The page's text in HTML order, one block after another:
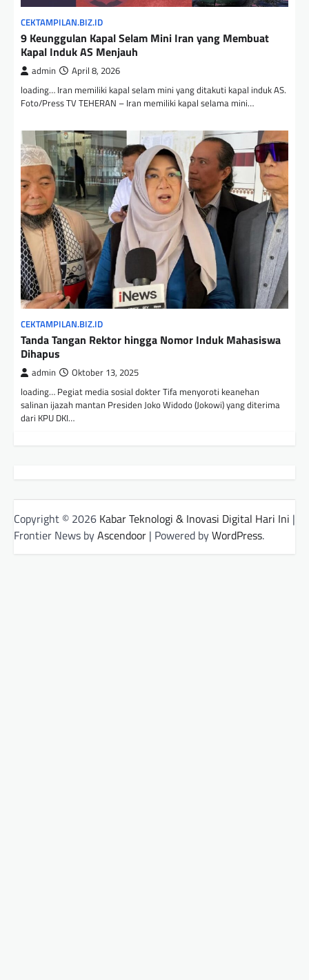
CEKTAMPILAN.BIZ.ID
9 Keunggulan Kapal Selam Mini Iran yang Membuat
Kapal Induk AS Menjauh
admin April 8, 2026
loading… Iran memiliki kapal selam mini yang ditakuti kapal induk AS.
Foto/Press TV TEHERAN – Iran memiliki kapal selama mini…
CEKTAMPILAN.BIZ.ID
Tanda Tangan Rektor hingga Nomor Induk Mahasiswa
Dihapus
admin Oktober 13, 2025
loading… Pegiat media sosial dokter Tifa menyoroti keanehan
salinan ijazah mantan Presiden Joko Widodo (Jokowi) yang diterima
dari KPU DKI…
Copyright © 2026 Kabar Teknologi & Inovasi Digital Hari Ini |
Frontier News byAscendoor | Powered byWordPress.